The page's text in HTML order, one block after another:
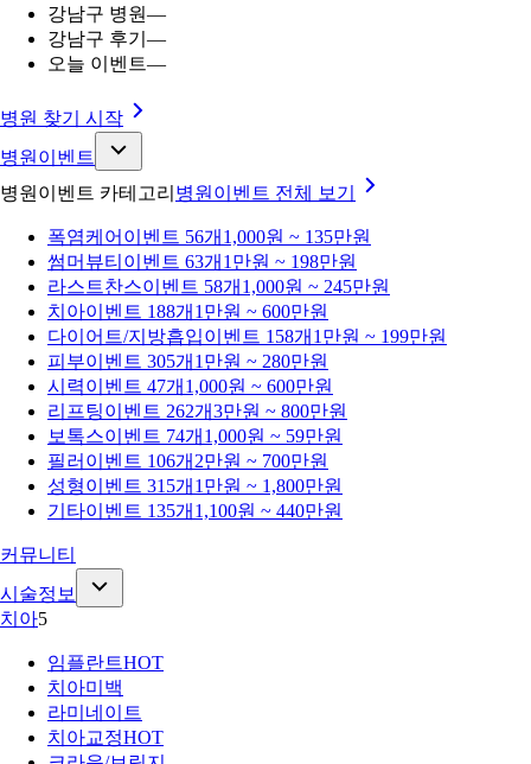
강남구 병원—
강남구 후기 —
오늘 이벤트—
병원 찾기 시작
병원이벤트
병원이벤트 카테고리 병원이벤트 전체 보기
폭염케어 이벤트 56개 1,000원 ~ 135만원
썸머뷰티 이벤트 63개 1만원 ~ 198만원
라스트찬스이벤트 58개 1,000원 ~ 245만원
치아이벤트 188개 1만원 ~ 600만원
다이어트/지방흡입이벤트 158개 1만원 ~ 199만원
피부이벤트 305개 1만원 ~ 280만원
시력이벤트 47개 1,000원 ~ 600만원
리프팅이벤트 262개3만원 ~ 800만원
보톡스이벤트 74개 1,000원 ~ 59만원
필러 이벤트 106개 2만원 ~ 700만원
성형이벤트 315개 1만원 ~ 1,800만원
기타이벤트 135개 1,100원 ~ 440만원
커뮤니티
시술정보
치아5
임플란트HOT
치아미백
라미네이트
치아교정HOT